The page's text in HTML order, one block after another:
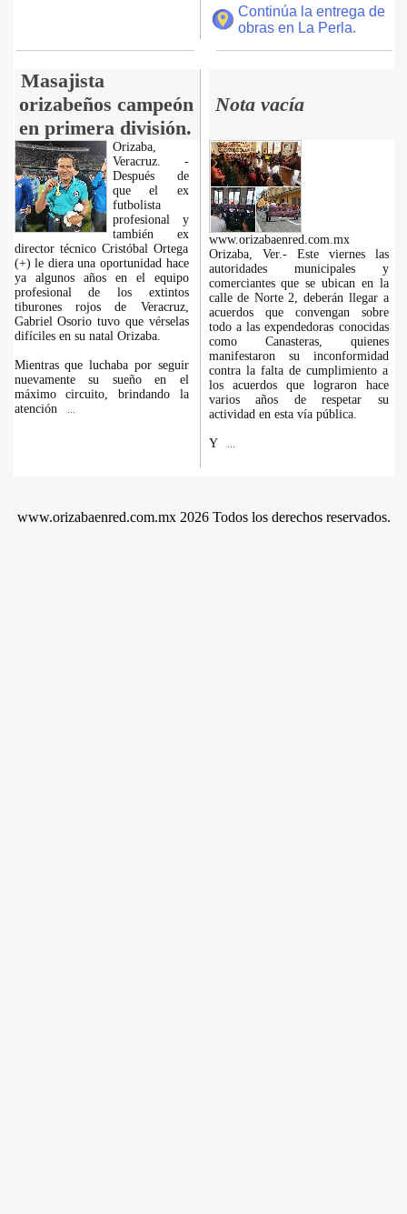
Continúa la entrega de
obras en La Perla.
Masajista
orizabeños campeón
en primera división.
Nota vacía
Orizaba,
Veracruz. -
Después de
que el ex
futbolista
profesional y
también ex
director técnico Cristóbal Ortega
(+) le diera una oportunidad hace
ya algunos años en el equipo
profesional de los extintos
tiburones rojos de Veracruz,
Gabriel Osorio tuvo que vérselas
difíciles en su natal Orizaba.
Mientras que luchaba por seguir
nuevamente su sueño en el
máximo circuito, brindando la
atención
www.orizabaenred.com.mx
Orizaba, Ver.- Este viernes las
autoridades municipales y
comerciantes que se ubican en la
calle de Norte 2, deberán llegar a
acuerdos que convengan sobre
todo a las expendedoras conocidas
como Canasteras, quienes
manifestaron su inconformidad
contra la falta de cumplimiento a
los acuerdos que lograron hace
varios años de respetar su
actividad en esta vía pública.
Y
www.orizabaenred.com.mx 2026 Todos los derechos reservados.